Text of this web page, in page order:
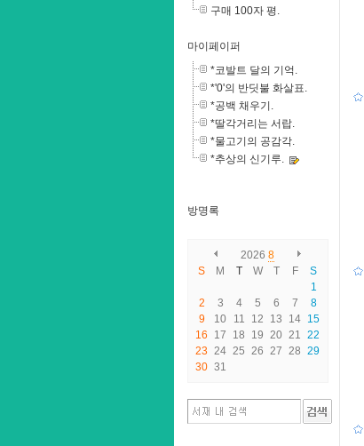
구매 100자 평.
마이페이퍼
*코발트 달의 기억.
*'0'의 반딧불 화살표.
*공백 채우기.
*딸각거리는 서랍.
*물고기의 공감각.
*추상의 신기루.
방명록
2026 8
S
M T W T F
S
1
2
3 4 5 6 7
8
9
10 11 12 13 14 15
16
17 18 19 20 21
22
23 24 25 26 27 28 29
30 31